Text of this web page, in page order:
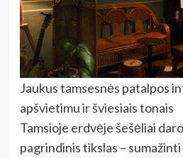
Jaukus tamsesnės patalpos
apšvietimu ir šviesiais tonais
Tamsioje erdvėje šešėliai
pagrindinis tikslas –